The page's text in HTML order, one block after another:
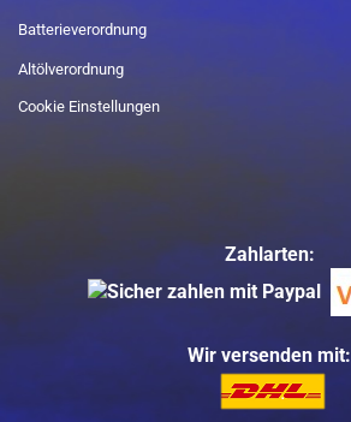
Batterieverordnung
Altölverordnung
Cookie Einstellungen
Zahlarten:
Wir versenden mit: